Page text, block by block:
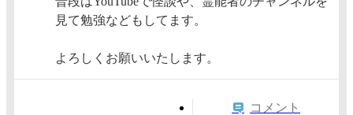
見て勉強などもしてます。
よろしくお願いいたします。
コメント